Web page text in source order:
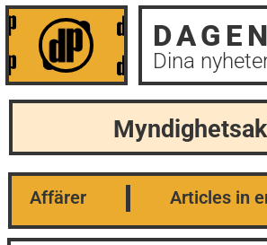
Dina
Affärer Articles in